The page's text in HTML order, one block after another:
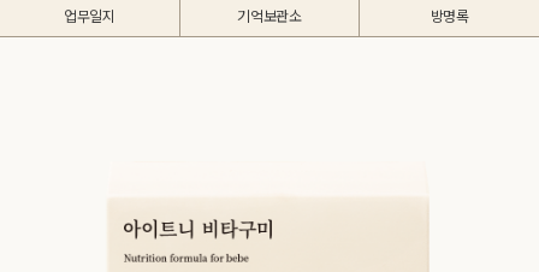
업무일지 기억보관소 방명록